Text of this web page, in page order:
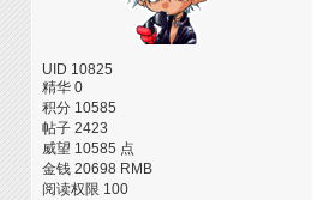
UID 10825
精华 0
积分 10585
帖子 2423
威望 10585 点
金钱 20698 RMB
阅读权限 100